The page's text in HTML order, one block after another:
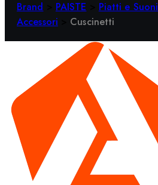
Brand PAISTE Piatti e Suoni
Accessori
Cuscinetti